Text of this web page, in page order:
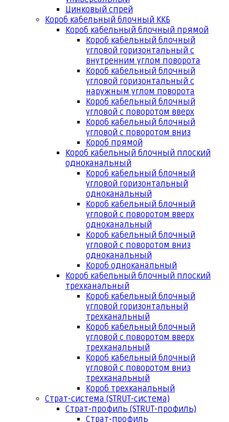
Цинковый спрей
Короб кабельный блочный ККБ
Короб кабельный блочный прямой
Короб кабельный блочный
угловой горизонтальный с
внутренним углом поворота
Короб кабельный блочный
угловой горизонтальный с
наружным углом поворота
Короб кабельный блочный
угловой с поворотом вверх
Короб кабельный блочный
угловой с поворотом вниз
Короб прямой
Короб кабельный блочный плоский
одноканальный
Короб кабельный блочный
угловой горизонтальный
одноканальный
Короб кабельный блочный
угловой с поворотом вверх
одноканальный
Короб кабельный блочный
угловой с поворотом вниз
одноканальный
Короб одноканальный
Короб кабельный блочный плоский
трехканальный
Короб кабельный блочный
угловой горизонтальный
трехканальный
Короб кабельный блочный
угловой с поворотом вверх
трехканальный
Короб кабельный блочный
угловой с поворотом вниз
трехканальный
Короб трехканальный
Страт-система (STRUT-система)
Страт-профиль (STRUT-профиль)
Страт-профиль